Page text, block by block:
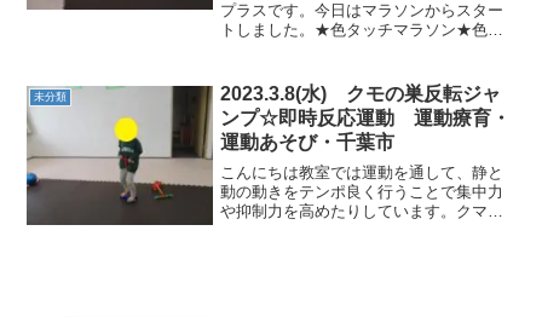
プラスです。今日はマラソンからスター
トしました。★色タッチマラソン★色の
意識していきました。★大根抜き★大根
抜きで握力や腕の力を養っ...
未分類
2023.3.8(水) クモの巣反転ジャ
ンプ☆即時反応運動 運動療育・
運動あそび・千葉市
こんにちは教室では運動を通して、静と
動の動きをテンポ良く行うことで集中力
や抑制力を高めたりしています。クマ歩